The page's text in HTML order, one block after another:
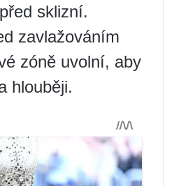
sklizní.
zavlažováním
zóně uvolní, aby
hlouběji.